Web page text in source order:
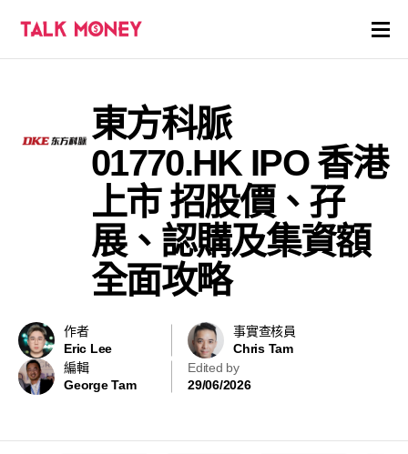
證券商評價
各種投資產品戶口
虛擬貨幣
關於
東方科脈
01770.HK IPO 香港
上市 招股價、孖
展、認購及集資額
全面攻略
作者
Eric Lee
事實查核員
Chris Tam
編輯
George Tam
Edited by
29/06/2026